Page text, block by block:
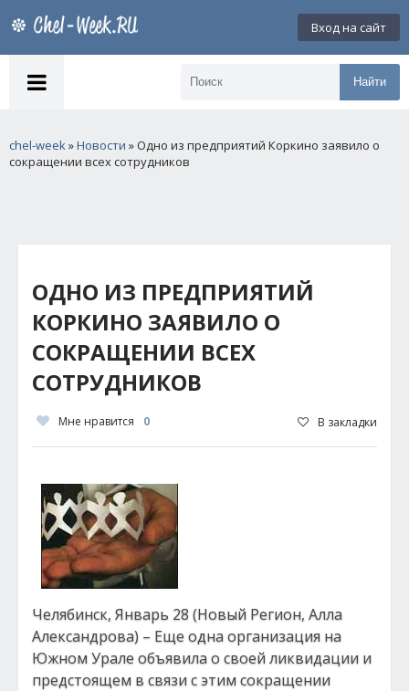
Вход на сайт
Найти
chel-week»Новости » Одно из предприятий Коркино заявило о
сокращении всех сотрудников
ОДНО ИЗ ПРЕДПРИЯТИЙ
КОРКИНО ЗАЯВИЛО О
СОКРАЩЕНИИ ВСЕХ
СОТРУДНИКОВ
Мне нравится 0 В закладки
Челябинск, Январь 28 (Новый Регион, Алла
Александрова) – Еще одна организация на
Южном Урале объявила о своей ликвидации и
предстоящем в связи с этим сокращении